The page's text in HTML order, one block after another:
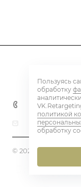
Контакты
+7 800 600
beton@eq-
© 2026 BETON PLANT
Пользуясь
обработку
политикой
обработку